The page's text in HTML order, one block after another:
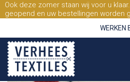
Ook deze zomer staan wij voor u
geopend en uw bestellingen worden
WERKEN